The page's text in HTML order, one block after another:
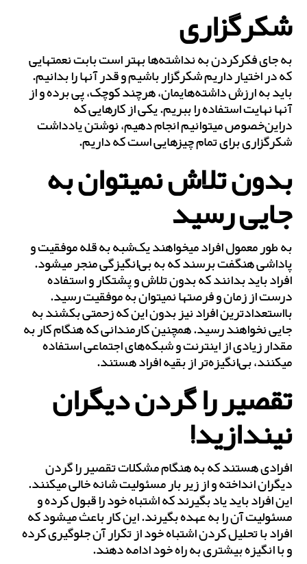
شکرگزاری
به ‎جای فکرکردن به نداشته‌ها بهتر است بابت نعمت‎هایی
که در اختیار داریم شکرگزار باشیم و قدر آن‎ها را بدانیم.
باید به ارزش داشته‌هایمان، هرچند کوچک، پی برده و از
آن‎ها نهایت استفاده را ببریم. یکی از کارهایی که
دراین‌خصوص می‎توانیم انجام دهیم، نوشتن یادداشت
شکرگزاری برای تمام چیزهایی است که داریم.
بدون تلاش نمی‎توان به
جایی رسید
به طور معمول افراد می‎خواهند یک‌شبه به قله موفقیت و
پاداشی هنگفت برسند که به بی‌انگیزگی منجر می‎شود.
افراد باید بدانند که بدون تلاش و پشتکار و استفاده
درست از زمان و فرصت‎ها نمی‎توان به موفقیت رسید.
بااستعدادترین افراد نیز بدون این که زحمتی بکشند به
جایی نخواهند رسید. همچنین کارمندانی که هنگام کار به
مقدار زیادی از اینترنت و شبکه‌های اجتماعی استفاده
می‎کنند، بی‌انگیزه‌‎تر از بقیه افراد هستند.
تقصیر را گردن دیگران
نیندازید!
افرادی هستند که به هنگام مشکلات تقصیر را گردن
دیگران انداخته و از زیر بار مسئولیت شانه خالی می‎کنند.
این افراد باید یاد بگیرند که اشتباه خود را قبول کرده و
مسئولیت آن را به عهده بگیرند. این کار باعث می‎شود که
افراد با تحلیل کردن اشتباه خود از تکرار آن جلوگیری کرده
و با انگیزه بیش‎تری به راه خود ادامه دهند.